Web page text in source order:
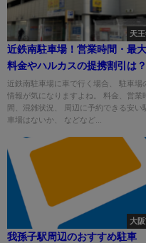
天
近鉄南駐車場！営業時間・最大
料金やハルカスの提携割引は？
近鉄南駐車場に車で行く場合、 駐車場
情報が気になりますよね。 料金、営業
間、混雑状況、 周辺に予約できる安い
車場はないか、 などなど...
大
我孫子駅周辺のおすすめ駐車